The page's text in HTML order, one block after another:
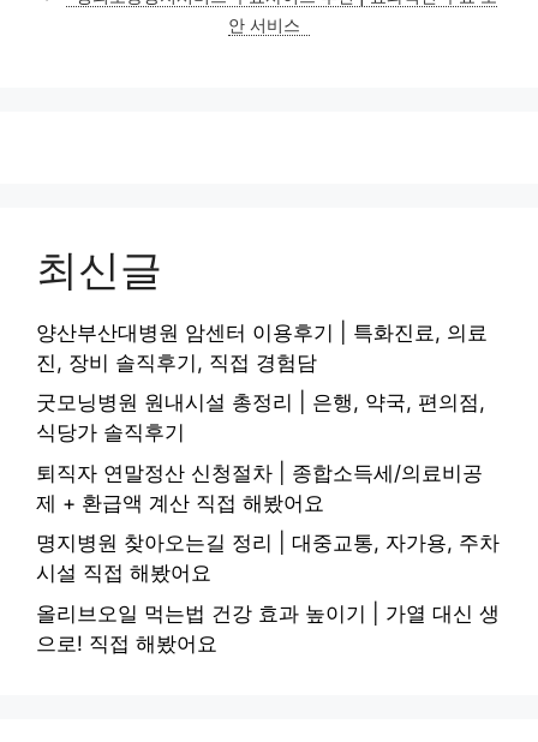
안 서비스
최신글
양산부산대병원 암센터 이용후기 | 특화진료, 의료
진, 장비 솔직후기, 직접 경험담
굿모닝병원 원내시설 총정리 | 은행, 약국, 편의점,
식당가 솔직후기
퇴직자 연말정산 신청절차 | 종합소득세/의료비공
제 + 환급액 계산 직접 해봤어요
명지병원 찾아오는길 정리 | 대중교통, 자가용, 주차
시설 직접 해봤어요
올리브오일 먹는법 건강 효과 높이기 | 가열 대신 생
으로! 직접 해봤어요